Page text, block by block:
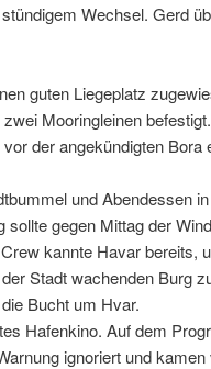
Wechsel. Gerd
guten Liegeplatz
Mooringleinen
der angekündigten Bora
und Abendessen
sollte gegen Mittag der
kannte Havar bereits,
Stadt wachenden Burg
Bucht um Hvar.
Hafenkino. Auf dem
ignoriert und